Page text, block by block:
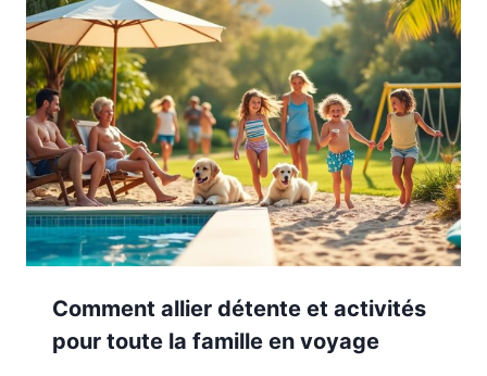
Comment allier détente et activités
pour toute la famille en voyage